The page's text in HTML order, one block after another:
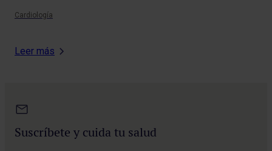
Cardiología
Leer más
Suscríbete y cuida tu salud